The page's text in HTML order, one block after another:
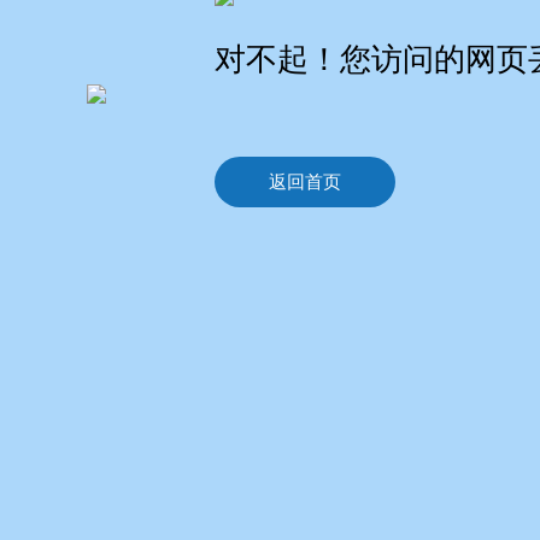
对不起！您访问的网
返回首页